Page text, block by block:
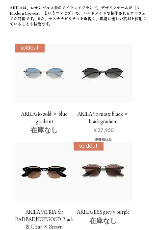
AKILAは、ロサンゼルス発のアイウェアブランド。デザインチームが「A
Modern Eyewear」というコンセプトで、ハンドメイドで制作されるアイウェ
アが特徴です。また、サステナビリティを重視し、環境に優しい素材を使用し
ていることも特徴です。
soldout
AKILA/io gold × blue
gradient
在庫なし
AKILA/io matte black ×
black gradient
価格
￥37,950
消費税込み
AKILA/ATRIA for
BADBADNOTGOOD Black
& Clear × Brown
soldout
AKILA/IRIS grey×purple
在庫なし